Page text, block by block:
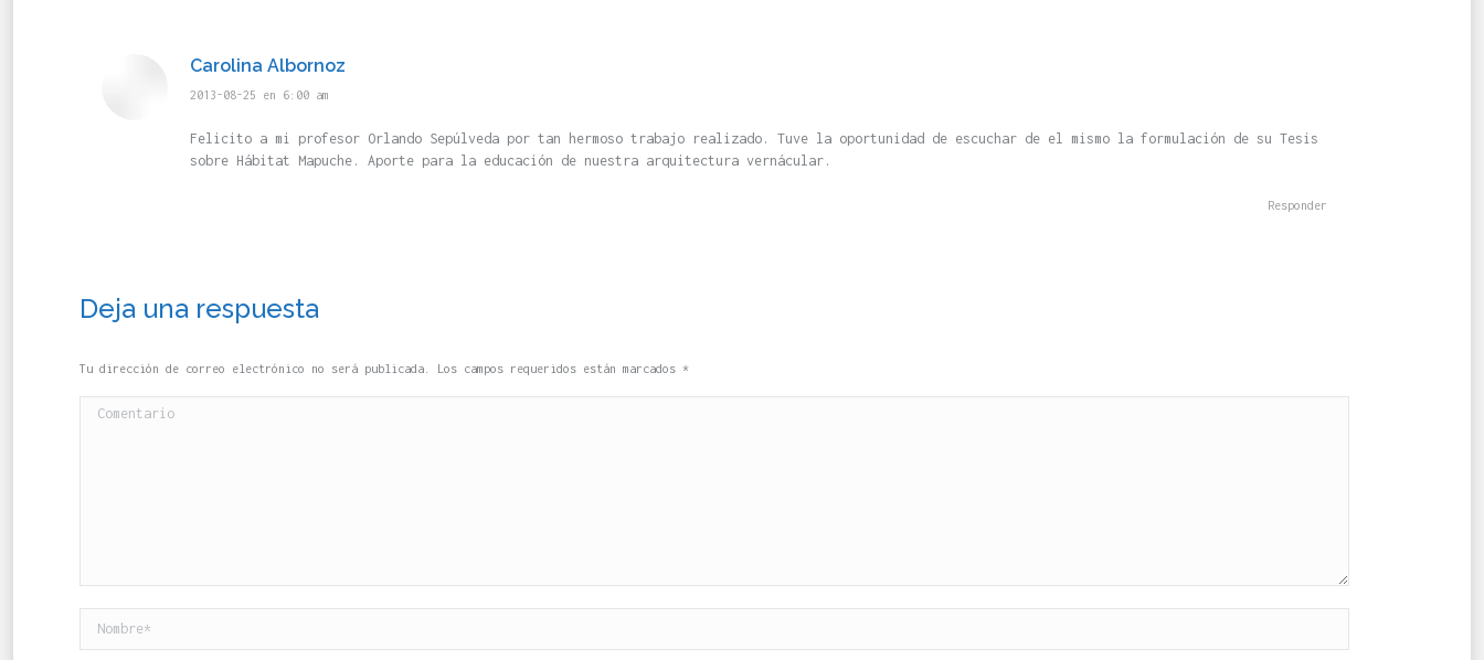
Carolina Albornoz
dice:
2013-08-25 en 6:00 am
Felicito a mi profesor Orlando Sepúlveda por tan hermoso trabajo realizado. Tuve la oportunidad de escuchar de el mismo la formulación de su Tesis
sobre Hábitat Mapuche. Aporte para la educación de nuestra arquitectura vernácular.
Responder
Deja una respuesta
Tu dirección de correo electrónico no será publicada. Los campos requeridos están marcados *
Comentario
Nombre *